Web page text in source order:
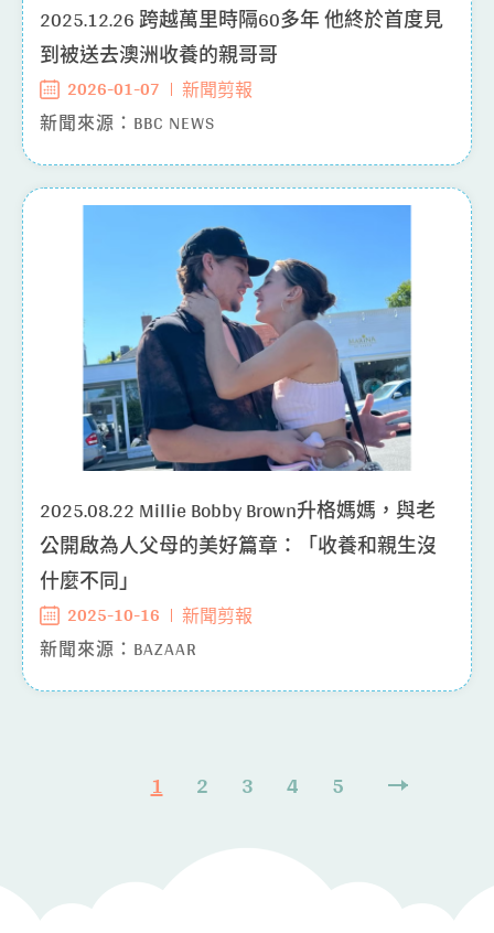
2025.12.26 跨越萬里時隔60多年 他終於首度見
到被送去澳洲收養的親哥哥
2026-01-07
新聞剪報
新聞來源：BBC NEWS
2025.08.22 Millie Bobby Brown升格媽媽，與老
公開啟為人父母的美好篇章：「收養和親生沒
什麼不同」
2025-10-16
新聞剪報
新聞來源：BAZAAR
1 2 3 4 5